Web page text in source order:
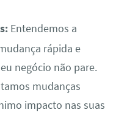
Entendemos a
rápida e
negócio não pare.
mudanças
impacto nas suas